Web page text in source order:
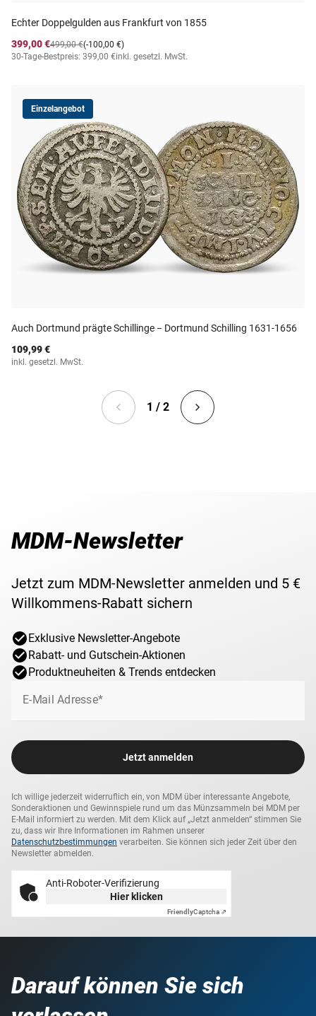
Echter Doppelgulden aus Frankfurt von 1855
399,00 €
(-100,00 €)
499,00 €
30-Tage-Bestpreis: 399,00 €inkl. gesetzl. MwSt.
Einzelangebot
Auch Dortmund prägte Schillinge − Dortmund Schilling 1631-1656
109,99 €
inkl. gesetzl. MwSt.
1 / 2
MDM-Newsletter
Jetzt zum MDM-Newsletter anmelden und 5 €
Willkommens-Rabatt sichern
Exklusive Newsletter-Angebote
Rabatt- und Gutschein-Aktionen
Produktneuheiten & Trends entdecken
E-Mail Adresse*
Jetzt anmelden
Ich willige jederzeit widerruflich ein, von MDM über interessante Angebote,
Sonderaktionen und Gewinnspiele rund um das Münzsammeln bei MDM per
E-Mail informiert zu werden. Mit dem Klick auf „Jetzt anmelden“ stimmen Sie
zu, dass wir Ihre Informationen im Rahmen unserer
Datenschutzbestimmungen verarbeiten. Sie können sich jeder Zeit über den
Newsletter abmelden.
Anti-Roboter-Verifizierung
Hier klicken
FriendlyCaptcha ⇗
Darauf können Sie sich